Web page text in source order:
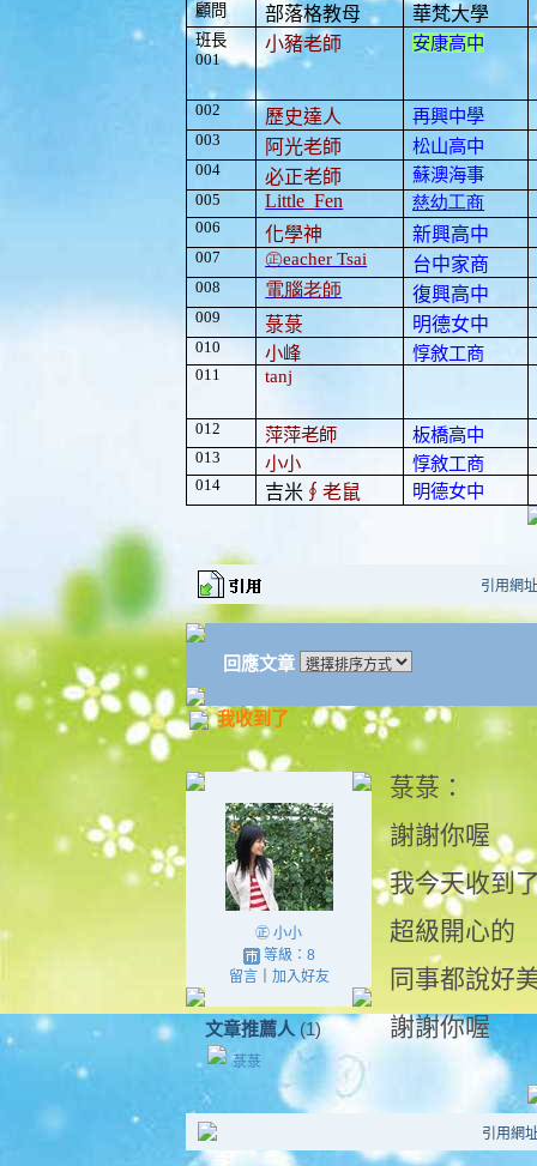
顧問 部落格教母 華梵大學
班長
001
小豬老師 安康高中
002 歷史達人 再興中學
003 阿光老師 松山高中
004 必正老師 蘇澳海事
005 Little_Fen 慈幼工商
006 化學神 新興高中
007 ㊣eacher Tsai 台中家商
008 電腦老師 復興高中
009 菉菉 明德女中
010 小峰 惇敘工商
011 tanj
012 萍萍老師 板橋高中
013 小小 惇敘工商
014 吉米 ∮老鼠 明德女中
引用網
回應文章
我收到了
㊣ 小小
等級：8
留言｜ 加入好友
文章推薦人 (1)
菉菉
菉菉：
謝謝你喔
我今天收到
超級開心的
同事都說好
謝謝你喔
引用網